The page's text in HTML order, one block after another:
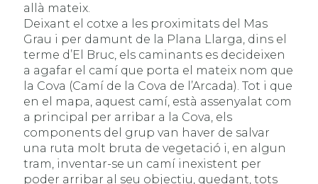
allà mateix.
Deixant el cotxe a les proximitats del Mas
Grau i per damunt de la Plana Llarga, dins el
terme d’El Bruc, els caminants es decideixen
a agafar el camí que porta el mateix nom que
la Cova (Camí de la Cova de l’Arcada). Tot i que
en el mapa, aquest camí, està assenyalat com
a principal per arribar a la Cova, els
components del grup van haver de salvar
una ruta molt bruta de vegetació i, en algun
tram, inventar-se un camí inexistent per
poder arribar al seu objectiu, quedant, tots